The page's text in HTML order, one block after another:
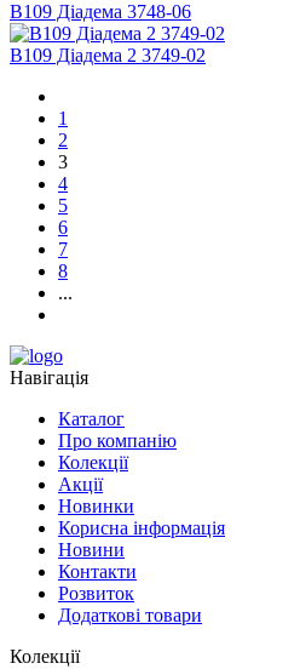
В109 Діадема 3748-06
В109 Діадема 2 3749-02
1
2
3
4
5
6
7
8
...
Навігація
Каталог
Про компанію
Колекції
Акції
Новинки
Корисна інформація
Новини
Контакти
Розвиток
Додаткові товари
Колекції